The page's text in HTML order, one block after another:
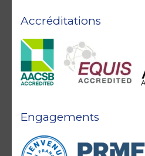
Accréditations
Engagements